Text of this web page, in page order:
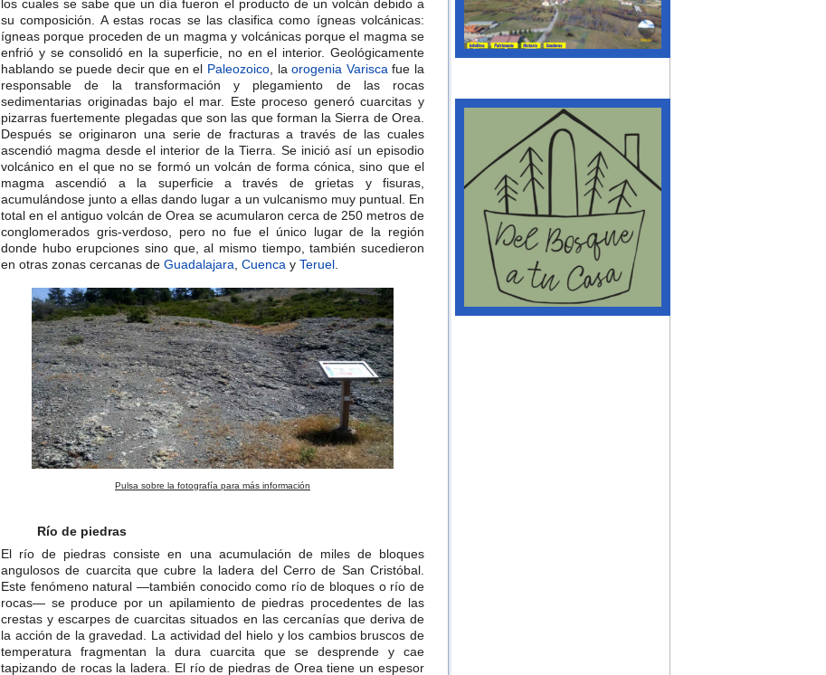
los cuales se sabe que un día fueron el producto de un volcán debido a
su composición. A estas rocas se las clasifica como ígneas volcánicas:
ígneas porque proceden de un magma y volcánicas porque el magma se
enfrió y se consolidó en la superficie, no en el interior. Geológicamente
hablando se puede decir que en el Paleozoico , laorogenia Varisca fue la
responsable de la transformación y plegamiento de las rocas
sedimentarias originadas bajo el mar. Este proceso generó cuarcitas y
pizarras fuertemente plegadas que son las que forman la Sierra de Orea.
Después se originaron una serie de fracturas a través de las cuales
ascendió magma desde el interior de la Tierra. Se inició así un episodio
volcánico en el que no se formó un volcán de forma cónica, sino que el
magma ascendió a la superficie a través de grietas y fisuras,
acumulándose junto a ellas dando lugar a un vulcanismo muy puntual. En
total en el antiguo volcán de Orea se acumularon cerca de 250 metros de
conglomerados gris-verdoso, pero no fue el único lugar de la región
donde hubo erupciones sino que, al mismo tiempo, también sucedieron
en otras zonas cercanas de Guadalajara Cuenca y Teruel
Pulsa sobre la fotografía para más información
Río de piedras
El río de piedras consiste en una acumulación de miles de bloques
angulosos de cuarcita que cubre la ladera del Cerro de San Cristóbal.
Este fenómeno natural —también conocido como río de bloques o río de
rocas— se produce por un apilamiento de piedras procedentes de las
crestas y escarpes de cuarcitas situados en las cercanías que deriva de
la acción de la gravedad. La actividad del hielo y los cambios bruscos de
temperatura fragmentan la dura cuarcita que se desprende y cae
tapizando de rocas la ladera. El río de piedras de Orea tiene un espesor